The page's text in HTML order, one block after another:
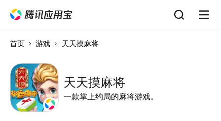
首页 游戏 天天摸麻将
天天摸麻将
一款掌上约局的麻将游戏。